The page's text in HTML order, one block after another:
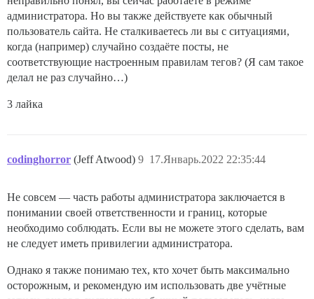
администратора. Но вы также действуете как обычный
пользователь сайта. Не сталкиваетесь ли вы с ситуациями,
когда (например) случайно создаёте посты, не
соответствующие настроенным правилам тегов? (Я сам такое
делал не раз случайно…)
3 лайка
codinghorror (Jeff Atwood) 17.Январь.2022 22:35:44
9
Не совсем — часть работы администратора заключается в
понимании своей ответственности и границ, которые
необходимо соблюдать. Если вы не можете этого сделать, вам
не следует иметь привилегии администратора.
Однако я также понимаю тех, кто хочет быть максимально
осторожным, и рекомендую им использовать две учётные